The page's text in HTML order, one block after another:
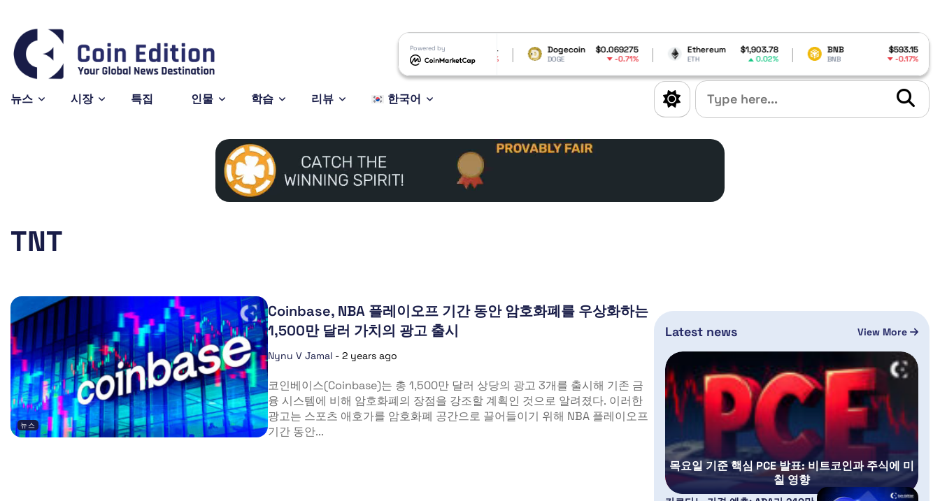
Powered by
-2.02%
Dogecoin $0.069275
DOGE -0.71%
Ethereum $1,903.78 BNB
BNB
뉴스 시장 특집 인물 학습 리뷰 한국어
TNT
뉴스
Coinbase, NBA 플레이오프 기간 동안 암호화폐를 우상화하는
1,500만 달러 가치의 광고 출시
Nynu V Jamal - 2 years ago
코인베이스(Coinbase)는 총 1,500만 달러 상당의 광고 3개를 출시해 기존 금
융 시스템에 비해 암호화폐의 장점을 강조할 계획인 것으로 알려졌다. 이러한
광고는 스포츠 애호가를 암호화폐 공간으로 끌어들이기 위해 NBA 플레이오프
기간 동안...
Latest news View More
목요일 기준 핵심 PCE 발표: 비트코인과 주식에 미
칠 영향